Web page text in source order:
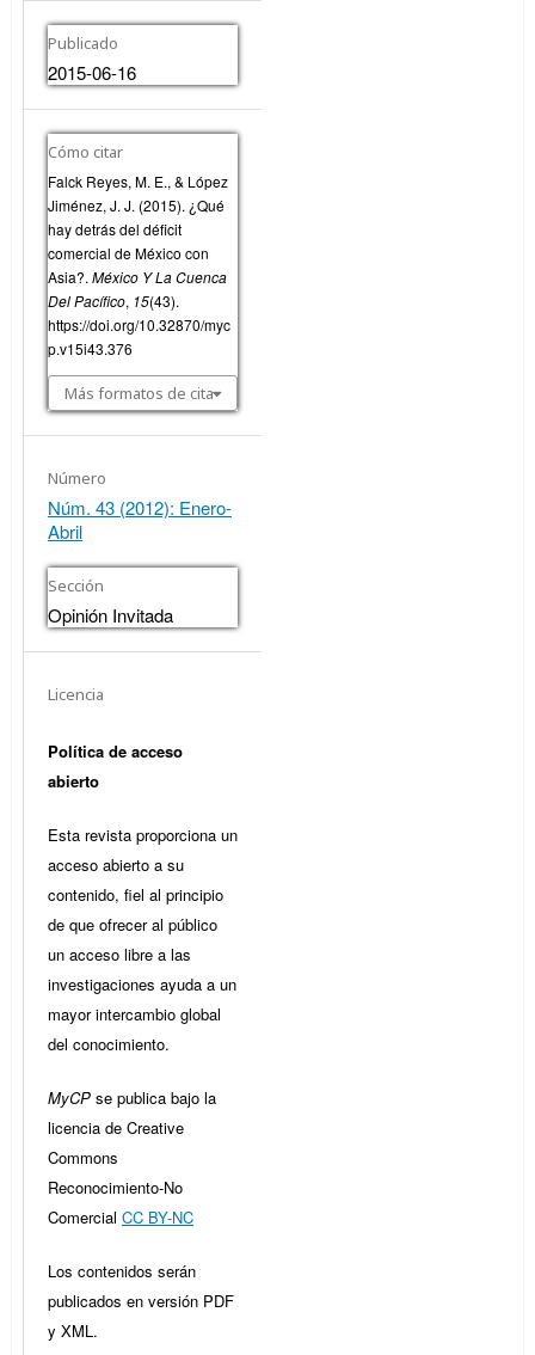
Publicado
2015-06-16
Cómo citar
Falck Reyes, M. E., & López
Jiménez, J. J. (2015). ¿Qué
hay detrás del déficit
comercial de México con
Asia?. México Y La Cuenca
Del Pacífico, 15(43).
https://doi.org/10.32870/myc
p.v15i43.376
Más formatos de cita
Número
Núm. 43 (2012): Enero-
Abril
Sección
Opinión Invitada
Licencia
Política de acceso
abierto
Esta revista proporciona un
acceso abierto a su
contenido, fiel al principio
de que ofrecer al público
un acceso libre a las
investigaciones ayuda a un
mayor intercambio global
del conocimiento.
MyCP se publica bajo la
licencia de Creative
Commons
Reconocimiento-No
Comercial CC BY-NC
Los contenidos serán
publicados en versión PDF
y XML.